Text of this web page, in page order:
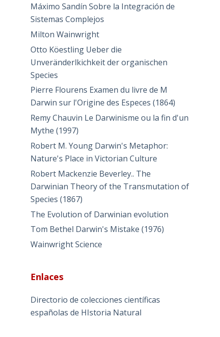
Máximo Sandín Sobre la Integración de
Sistemas Complejos
Milton Wainwright
Otto Köestling Ueber die
Unveränderlkichkeit der organischen
Species
Pierre Flourens Examen du livre de M
Darwin sur l'Origine des Especes (1864)
Remy Chauvin Le Darwinisme ou la fin d'un
Mythe (1997)
Robert M. Young Darwin's Metaphor:
Nature's Place in Victorian Culture
Robert Mackenzie Beverley.. The
Darwinian Theory of the Transmutation of
Species (1867)
The Evolution of Darwinian evolution
Tom Bethel Darwin's Mistake (1976)
Wainwright Science
Enlaces
Directorio de colecciones científicas
españolas de HIstoria Natural